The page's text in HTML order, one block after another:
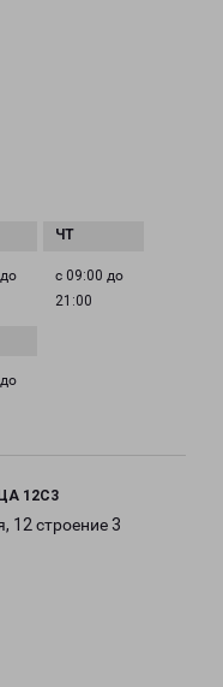
с 09:00 до
21:00
12С3
12 строение 3